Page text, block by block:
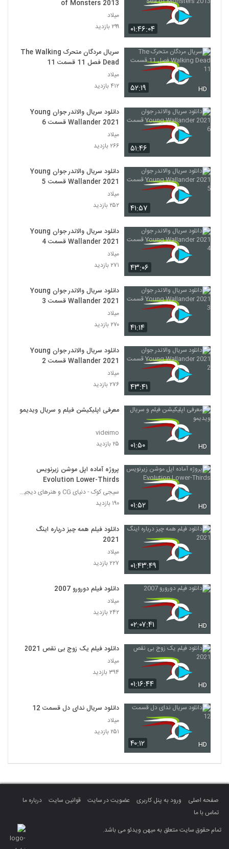
۰۱:۴۶:۰۴
of Monsters 2013
میلاد
۲۹۹ بازدید
۵۲:۱۹ HD
سریال مردگان متحرک The Walking
Dead فصل 11 قسمت 11
میلاد
۴۱۲ بازدید
۵۱:۴۶
دانلود سریال والاندر جوان Young
Wallander 2021 قسمت 6
میلاد
۲۶۶ بازدید
۴۱:۵۷
دانلود سریال والاندر جوان Young
Wallander 2021 قسمت 5
میلاد
۲۵۲ بازدید
۴۳:۰۶
دانلود سریال والاندر جوان Young
Wallander 2021 قسمت 4
میلاد
۲۷۱ بازدید
۴۱:۱۴
دانلود سریال والاندر جوان Young
Wallander 2021 قسمت 3
میلاد
۲۷۰ بازدید
۴۳:۴۱
دانلود سریال والاندر جوان Young
Wallander 2021 قسمت 2
میلاد
۲۷۶ بازدید
۰۱:۵۰ HD
معرفی اپلیکیشن فیلم و سریال ویدیمو
videimo
۲۵ بازدید
۰۱:۵۲ HD
پروژه آماده اپل موشن زیرنویس
Evolution Lower-Thirds
سیجی کوک - دنیای CG و هنرهای دیجیتال
۱۹۰ بازدید
۰۱:۴۳:۴۹
دانلود فیلم همه چیز درباره اینگ
2021
میلاد
۲۲۷ بازدید
۰۲:۰۷:۴۱ HD
دانلود فیلم دورورو 2007
میلاد
۲۴۲ بازدید
۰۱:۱۶:۴۴ HD
دانلود فیلم یک زوج بی نقص 2021
میلاد
۳۹۴ بازدید
۴۰:۱۲ HD
دانلود سریال ندای دل قسمت 12
میلاد
۲۵۱ بازدید
صفحه اصلی ورود به پنل کاربری عضویت در سایت قوانین سایت
درباره ما
تماس با ما
تمام حقوق سایت متعلق به میهن ویدئو می باشد.